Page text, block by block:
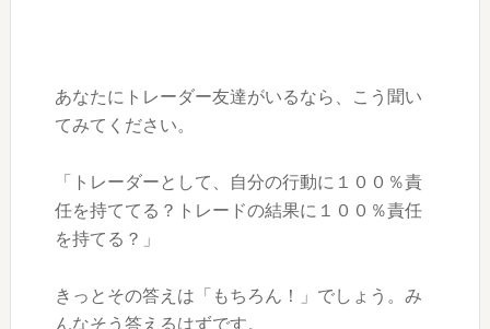
あなたにトレーダー友達がいるなら、こう聞い
てみてください。
「トレーダーとして、自分の行動に１００％責
任を持ててる？トレードの結果に１００％責任
を持てる？」
きっとその答えは「もちろん！」でしょう。み
んなそう答えるはずです。